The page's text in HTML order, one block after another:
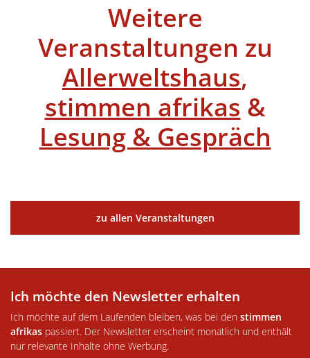
Weitere
Veranstaltungen zu
Allerweltshaus,
stimmen afrikas &
Lesung & Gespräch
zu allen Veranstaltungen
Ich möchte den Newsletter erhalten
Ich möchte auf dem Laufenden bleiben, was bei den stimmen
afrikas passiert. Der Newsletter erscheint monatlich und enthält
nur relevante Inhalte ohne Werbung.